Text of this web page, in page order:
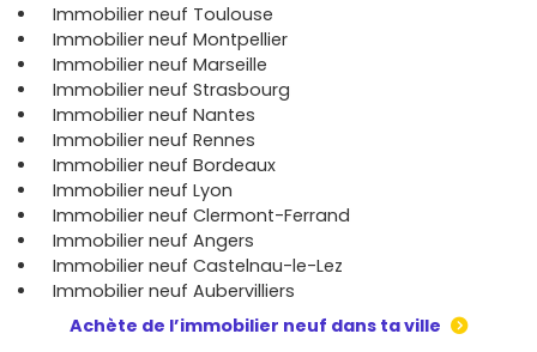
Immobilier neuf Toulouse
Immobilier neuf Montpellier
Immobilier neuf Marseille
Immobilier neuf Strasbourg
Immobilier neuf Nantes
Immobilier neuf Rennes
Immobilier neuf Bordeaux
Immobilier neuf Lyon
Immobilier neuf Clermont-Ferrand
Immobilier neuf Angers
Immobilier neuf Castelnau-le-Lez
Immobilier neuf Aubervilliers
Achète de l’immobilier neuf dans ta ville